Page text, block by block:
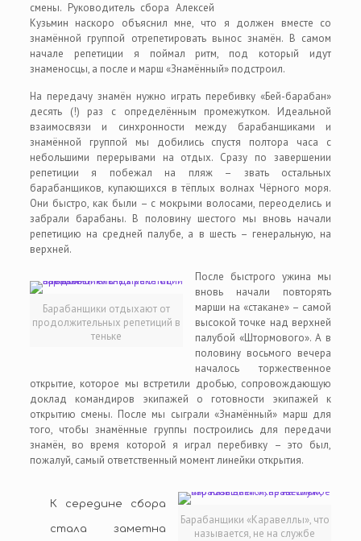
смены. Руководитель сбора Алексей
Кузьмин наскоро объяснил мне, что я должен вместе со
знамённой группой отрепетировать вынос знамён. В самом
начале репетиции я поймал ритм, под который идут
знаменосцы, а после и марш «Знамённый» подстроил.
На передачу знамён нужно играть перебивку «Бей-барабан»
десять (!) раз с определённым промежутком. Идеальной
взаимосвязи и синхронности между барабанщиками и
знамённой группой мы добились спустя полтора часа с
небольшими перерывами на отдых. Сразу по завершении
репетиции я побежал на пляж – звать остальных
барабанщиков, купающихся в тёплых волнах Чёрного моря.
Они быстро, как были – с мокрыми волосами, переоделись и
забрали барабаны. В половину шестого мы вновь начали
репетицию на средней палубе, а в шесть – генеральную, на
верхней.
Барабанщики отдыхают от
продолжительных репетиций в
теньке
После быстрого ужина мы
вновь начали повторять
марши на «стакане» – самой
высокой точке над верхней
палубой «Штормового». А в
половину восьмого вечера
началось торжественное
открытие, которое мы встретили дробью, сопровождающую
доклад командиров экипажей о готовности экипажей к
открытию смены. После мы сыграли «Знамённый» марш для
того, чтобы знамённые группы построились для передачи
знамён, во время которой я играл перебивку – это был,
пожалуй, самый ответственный момент линейки открытия.
Барабанщики «Каравеллы», что
называется, не на службе
К середине сбора
стала заметна